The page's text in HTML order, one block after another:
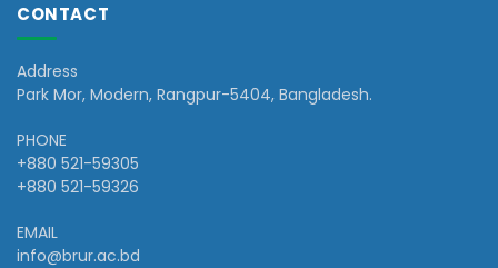
CONTACT
Address
Park Mor, Modern, Rangpur-5404, Bangladesh.
PHONE
+880 521-59305
+880 521-59326
EMAIL
info@brur.ac.bd